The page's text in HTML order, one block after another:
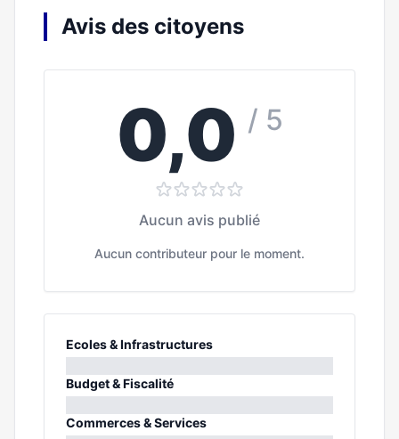
Avis des citoyens
0,0 / 5
Aucun avis publié
Aucun contributeur pour le moment.
Ecoles & Infrastructures
0%
Budget & Fiscalité
0%
Commerces & Services